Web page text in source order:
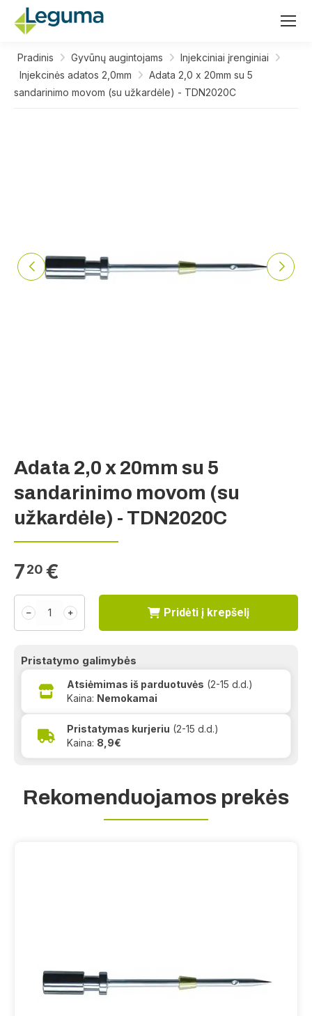
Pradinis Gyvūnų augintojams
Injekciniai įrenginiai
Injekcinės adatos 2,0mm
Adata 2,0 x 20mm su 5
sandarinimo movom (su užkardėle) - TDN2020C
Adata 2,0 x 20mm su 5
sandarinimo movom (su
užkardėle) - TDN2020C
720 €
﹣ ﹢ Pridėti į krepšelį
Pristatymo galimybės
Atsiėmimas iš parduotuvės (2-15 d.d.)
Kaina: Nemokamai
Pristatymas kurjeriu (2-15 d.d.)
Kaina: 8,9€
Rekomenduojamos prekės